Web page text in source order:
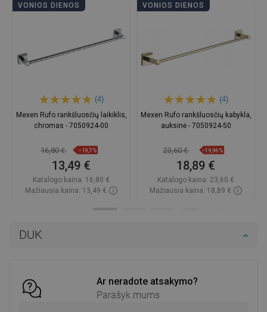
DUK
Ar neradote atsakymo?
Parašyk mums
VONIOS DIENOS
(4)
Mexen Rufo rankšluosčių laikiklis,
chromas - 7050924-00
16,80 € −19,7%
13,49 €
Katalogo kaina: 16,80 €
Mažiausia kaina: 13,49 €
VONIOS DIENOS
(4)
Mexen Rufo rankšluosčių kabykla,
auksinė - 7050924-50
23,60 € −19,96%
18,89 €
Katalogo kaina: 23,60 €
Mažiausia kaina: 18,89 €